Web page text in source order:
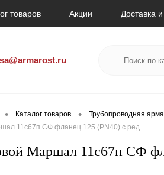
товаров Акции Доставка
• Каталог товаров • Трубопроводная
11с67п СФ фланец 125 (PN40) с ред.
Маршал 11с67п СФ